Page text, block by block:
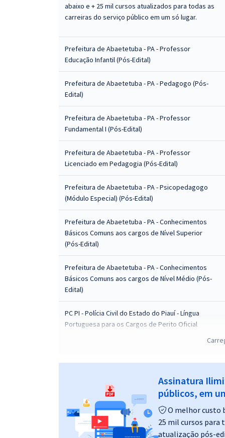
abaixo e + 25 mil cursos atualizados para todas as
carreiras do serviço público em um só lugar.
Prefeitura de Abaetetuba - PA - Professor
Educação Infantil (Pós-Edital)
Prefeitura de Abaetetuba - PA - Pedagogo (Pós-
Edital)
Prefeitura de Abaetetuba - PA - Professor
Fundamental I (Pós-Edital)
Prefeitura de Abaetetuba - PA - Professor
Licenciado em Pedagogia (Pós-Edital)
Prefeitura de Abaetetuba - PA - Psicopedagogo
(Módulo Especial) (Pós-Edital)
Prefeitura de Abaetetuba - PA - Conhecimentos
Básicos Comuns aos cargos de Nível Superior
(Pós-Edital)
Prefeitura de Abaetetuba - PA - Conhecimentos
Básicos Comuns aos cargos de Nível Médio (Pós-
Edital)
PC PI - Polícia Civil do Estado do Piauí - Língua
Portuguesa para os Cargos de Perito Oficial
do Estado de São Paulo - Língua Portuguesa para o
Cargo de Auditor Fiscal da Receita Estadual - Área
de Conhecimento: Tecnologia de Informação e
Comunicação - Professores: Claiton e Márcio
Assinatura
públicos, em
O melhor custo
25 mil cursos para
atualização pós-